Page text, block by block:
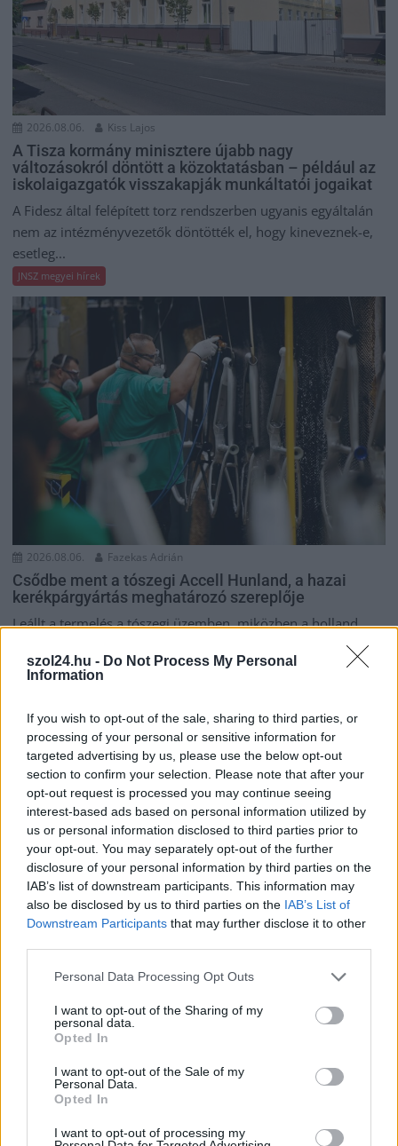
szol24.hu - Do Not Process My Personal
Information
If you wish to opt-out of the sale, sharing to third parties, or
processing of your personal or sensitive information for
targeted advertising by us, please use the below opt-out
section to confirm your selection. Please note that after your
opt-out request is processed you may continue seeing
interest-based ads based on personal information utilized by
us or personal information disclosed to third parties prior to
your opt-out. You may separately opt-out of the further
disclosure of your personal information by third parties on the
IAB’s list of downstream participants. This information may
also be disclosed by us to third parties on the IAB’s List of
Downstream Participants that may further disclose it to other
Please note that this website/app uses one or more Google
not limited to your visit or usage behaviour. You may click to
grant or deny consent to Google and its third-party tags to
use your data for below specified purposes in below Google
consent section.
Personal Data Processing Opt Outs
I want to opt-out of the Sharing of my
personal data.
Opted In
I want to opt-out of the Sale of my
Personal Data.
Opted In
I want to opt-out of processing my
2026.08.06. Kiss Lajos
A Tisza kormány minisztere újabb nagy
változásokról döntött a közoktatásban – például az
iskolaigazgatók visszakapják munkáltatói jogaikat
A Fidesz által felépített torz rendszerben ugyanis egyáltalán
nem az intézményvezetők döntötték el, hogy kineveznek-e,
esetleg...
JNSZ megyei hírek
2026.08.06. Fazekas Adrián
Csődbe ment a tószegi Accell Hunland, a hazai
kerékpárgyártás meghatározó szereplője
Leállt a termelés a tószegi üzemben, miközben a holland
kerékpáripar...
2026.08.05. szol24.hu
Jászberény, indul a Csángó Fesztivál
Ismét a Kárpát-medencei folklór és a hagyományőrzés
Fesztivált....
JNSZ megyei hírek